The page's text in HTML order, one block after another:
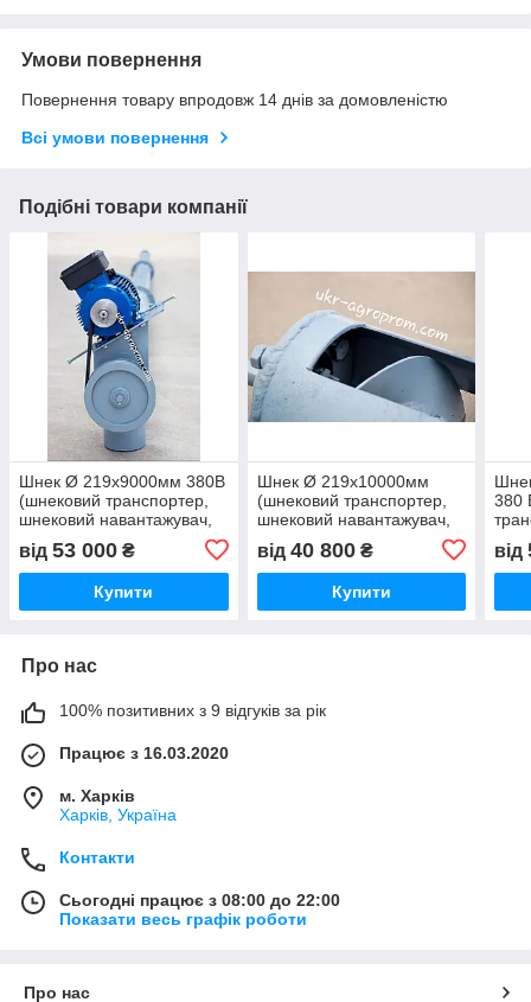
Умови повернення
Повернення товару впродовж 14 днів за домовленістю
Всі умови повернення
Подібні товари компанії
Шнек Ø 219х9000мм 380В
(шнековий транспортер,
шнековий навантажувач,
зернометач, завантажувач
зерна)
від 53 000 ₴
Купити
Шнек Ø 219х10000мм
(шнековий транспортер,
шнековий навантажувач,
зернометач, завантажувач
зерна)
від 40 800₴
Купити
380
від
Про нас
100% позитивних з 9 відгуків за рік
Працює з 16.03.2020
м. Харків
Харків, Україна
Контакти
Сьогодні працює з 08:00 до 22:00
Показати весь графік роботи
Про нас